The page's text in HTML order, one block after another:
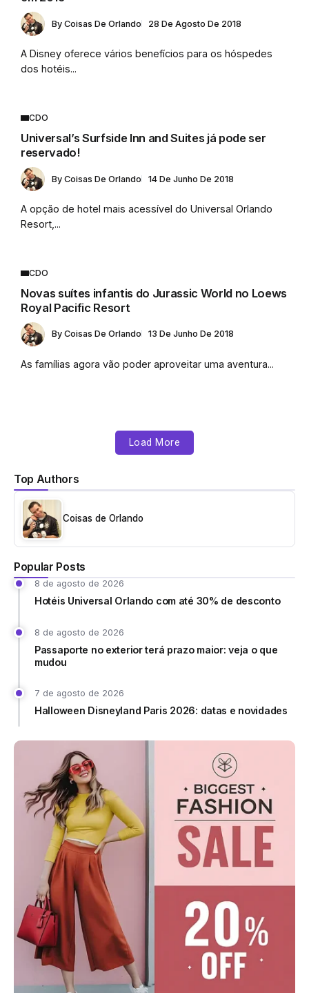
Top Authors
Coisas de Orlando
Popular Posts
8 de agosto de 2026
Hotéis Universal Orlando com até 30% de desconto
8 de agosto de 2026
Passaporte no exterior terá prazo maior: veja o que
mudou
7 de agosto de 2026
Halloween Disneyland Paris 2026: datas e novidades
By Coisas De Orlando 28 De Agosto De 2018
A Disney oferece vários benefícios para os hóspedes
dos hotéis...
CDO
Universal’s Surfside Inn and Suites já pode ser
reservado!
By Coisas De Orlando 14 De Junho De 2018
A opção de hotel mais acessível do Universal Orlando
Resort,...
CDO
Novas suítes infantis do Jurassic World no Loews
Royal Pacific Resort
By Coisas De Orlando 13 De Junho De 2018
As famílias agora vão poder aproveitar uma aventura...
Load More